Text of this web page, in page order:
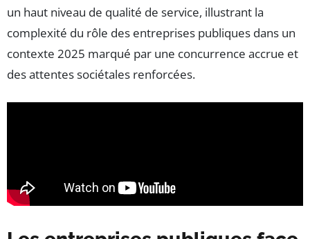
un haut niveau de qualité de service, illustrant la
complexité du rôle des entreprises publiques dans un
contexte 2025 marqué par une concurrence accrue et
des attentes sociétales renforcées.